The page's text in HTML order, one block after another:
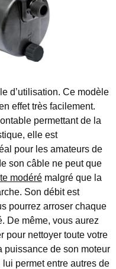
d’utilisation. Ce modèle
effet très facilement.
permettant de la
elle est
pour les amateurs de
son câble ne peut que
modéré malgré que la
Son débit est
pourrez arroser chaque
De même, vous aurez
pour nettoyer toute votre
puissance de son moteur
lui permet entre autres de